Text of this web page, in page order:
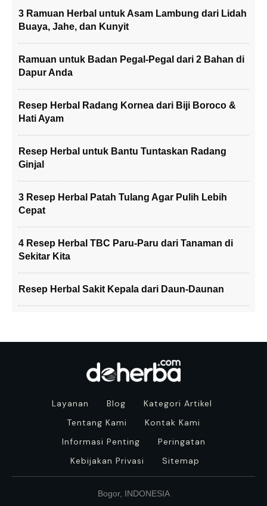
3 Ramuan Herbal untuk Asam Lambung dari Lidah
Buaya, Jahe, dan Kunyit
Ramuan untuk Badan Pegal-Pegal dari 2 Bahan di
Dapur Anda
Resep Herbal Radang Kornea dari Biji Boroco &
Hati Ayam
Resep Herbal untuk Bantu Tuntaskan Radang
Ginjal
3 Resep Herbal Patah Tulang Agar Pulih Lebih
Cepat
4 Resep Herbal TBC Paru-Paru dari Tanaman di
Sekitar Kita
Resep Herbal Sakit Kepala dari Daun-Daunan
Layanan Blog
Kategori Artikel
Tentang Kami
Kontak Kami
Informasi Penting
Peringatan
Kebijakan Privasi
Sitemap
Bogor, INDONESIA